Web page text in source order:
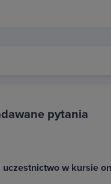
pytania
w kursie